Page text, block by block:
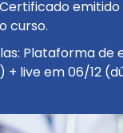
emitido
curso.
Plataforma de
+ live em 06/12